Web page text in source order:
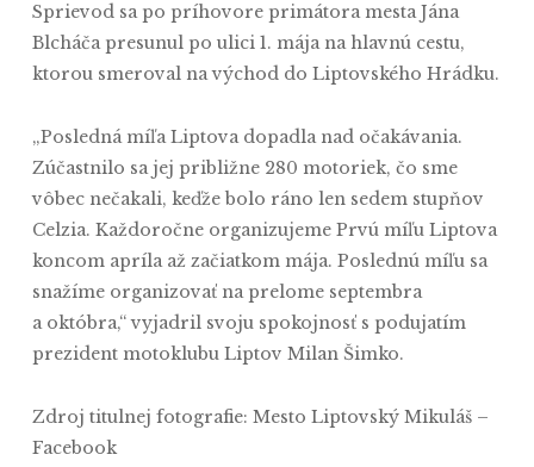
Sprievod sa po príhovore primátora mesta Jána
Blcháča presunul po ulici 1. mája na hlavnú cestu,
ktorou smeroval na východ do Liptovského Hrádku.
„Posledná míľa Liptova dopadla nad očakávania.
Zúčastnilo sa jej približne 280 motoriek, čo sme
vôbec nečakali, keďže bolo ráno len sedem stupňov
Celzia. Každoročne organizujeme Prvú míľu Liptova
koncom apríla až začiatkom mája. Poslednú míľu sa
snažíme organizovať na prelome septembra
a októbra,“ vyjadril svoju spokojnosť s podujatím
prezident motoklubu Liptov Milan Šimko.
Zdroj titulnej fotografie: Mesto Liptovský Mikuláš –
Facebook